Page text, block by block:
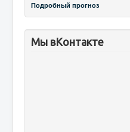
Подробный прогноз
Мы вКонтакте